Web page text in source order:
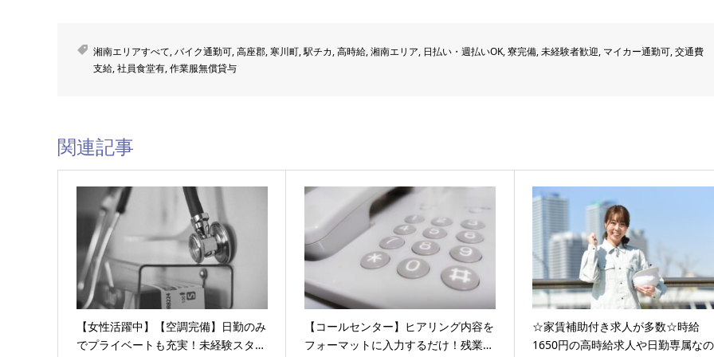
湘南エリアすべて,バイク通勤可,高座郡,寒川町,駅チカ,高時給,湘南エリア, 日払い・週払いOK,寮完備,未経験者歓迎, マイカー通勤可,交通費
支給,社員食堂有,作業服無償貸与
関連記事
【女性活躍中】【空調完備】日勤のみ
でプライベートも充実！未経験スタ…
【コールセンター】ヒアリング内容を
フォーマットに入力するだけ！残業…
☆家賃補助付き求人が多数☆時給
1650円の高時給求人や日勤専属な